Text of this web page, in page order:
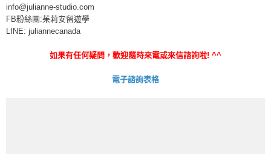
info@julianne-studio.com
FB粉絲團:茱莉安留遊學
LINE: juliannecanada
如果有任何疑問，歡迎隨時來電或來信諮詢啦! ^^
電子諮詢表格